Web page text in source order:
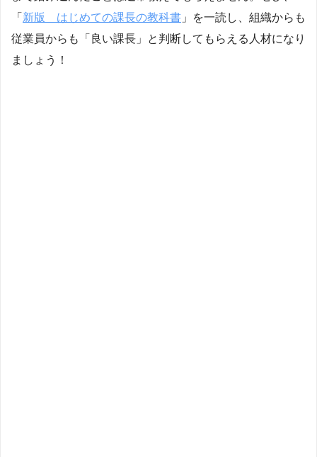
「新版 はじめての課長の教科書 」を一読し、組織からも
従業員からも「良い課長」と判断してもらえる人材になり
ましょう！